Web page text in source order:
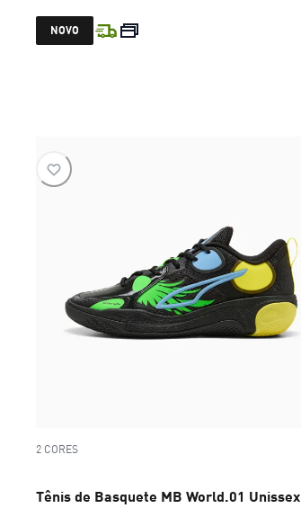
preço atual R$ 1.199,99
NOVO
2 CORES
Tênis de Basquete MB World.01 Unissex